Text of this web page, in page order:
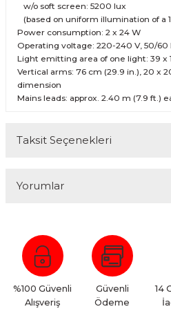
w/o soft screen: 5200 lux
(based on uniform illumination of a
Power consumption: 2 x 24 W
Operating voltage: 220-240 V, 50/60
Light emitting area of one light: 39 x
Vertical arms: 76 cm (29.9 in.), 20 x
dimension
Mains leads: approx. 2.40 m (7.9 ft.)
Taksit Seçenekleri
Yorumlar
Bu ürüne ilk
Yorum
%100 Güvenli
Alışveriş
Güvenli
Ödeme
14